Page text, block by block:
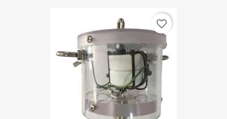
favorite_border